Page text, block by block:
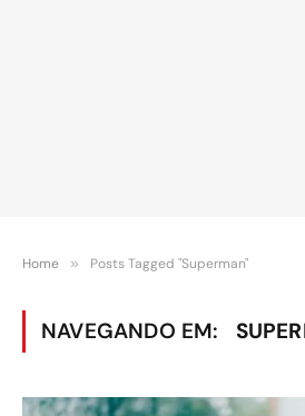
Home » Posts Tagged "Superman"
NAVEGANDO EM: